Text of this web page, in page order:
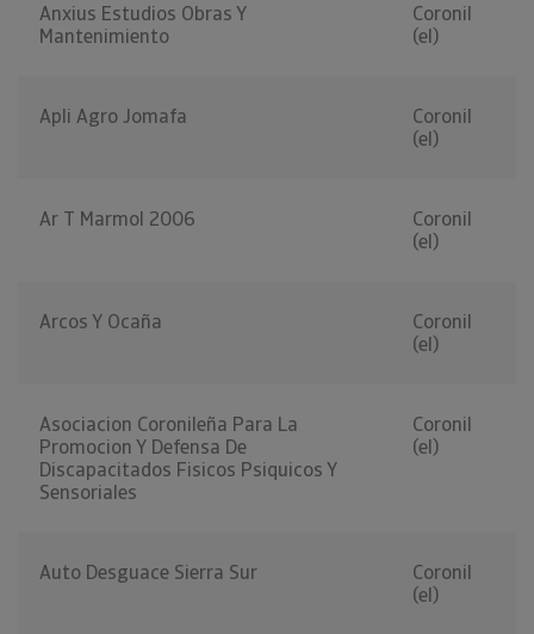
Anxius Estudios Obras Y
Mantenimiento
Coronil
(el)
Apli Agro Jomafa
Coronil
(el)
Ar T Marmol 2006
Coronil
(el)
Arcos Y Ocaña
Coronil
(el)
Asociacion Coronileña Para La
Promocion Y Defensa De
Discapacitados Fisicos Psiquicos Y
Sensoriales
Coronil
(el)
Auto Desguace Sierra Sur
Coronil
(el)